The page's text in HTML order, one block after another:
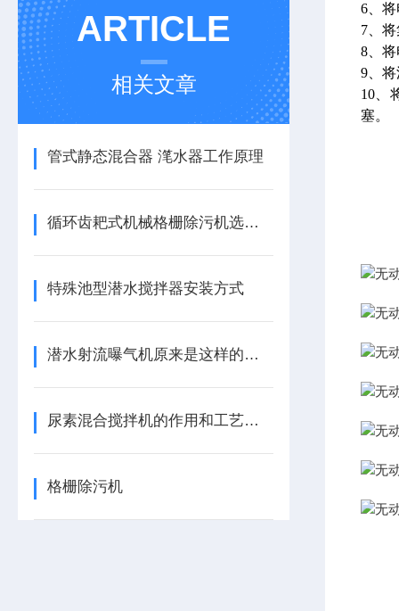
ARTICLE
相关文章
管式静态混合器 滗水器工作原理
循环齿耙式机械格栅除污机选型方案
特殊池型潜水搅拌器安装方式
潜水射流曝气机原来是这样的一款产品
尿素混合搅拌机的作用和工艺要求
格栅除污机
6、
7、
8、
9、
10、
塞。